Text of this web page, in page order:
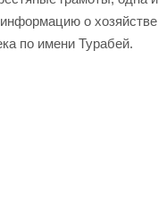
о
по имени Турабей.